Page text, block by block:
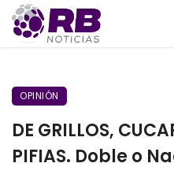
OPINIÓN
DE GRILLOS,
PIFIAS. Doble o